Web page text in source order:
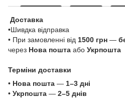
Доставка
•Шивдка відправка
• При замовленні від 1500 грн —
через Нова пошта або Укрпошта
Терміни доставки
• Нова пошта — 1–3 дні
• Укрпошта — 2–5 днів